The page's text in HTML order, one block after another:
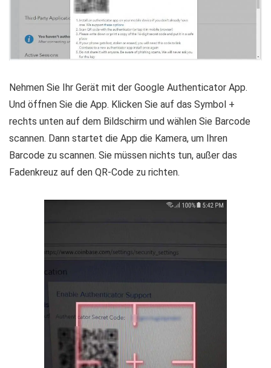
Nehmen Sie Ihr Gerät mit der Google Authenticator App.
Und öffnen Sie die App. Klicken Sie auf das Symbol +
rechts unten auf dem Bildschirm und wählen Sie Barcode
scannen. Dann startet die App die Kamera, um Ihren
Barcode zu scannen. Sie müssen nichts tun, außer das
Fadenkreuz auf den QR-Code zu richten.